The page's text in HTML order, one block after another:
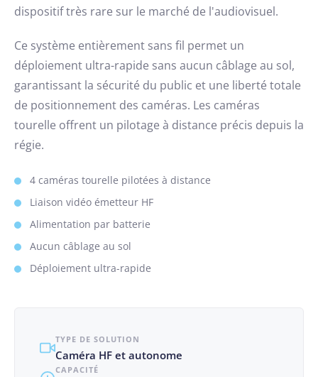
dispositif très rare sur le marché de l'audiovisuel.
Ce système entièrement sans fil permet un
déploiement ultra-rapide sans aucun câblage au sol,
garantissant la sécurité du public et une liberté totale
de positionnement des caméras. Les caméras
tourelle offrent un pilotage à distance précis depuis la
régie.
4 caméras tourelle pilotées à distance
Liaison vidéo émetteur HF
Alimentation par batterie
Aucun câblage au sol
Déploiement ultra-rapide
TYPE DE SOLUTION
Caméra HF et autonome
CAPACITÉ